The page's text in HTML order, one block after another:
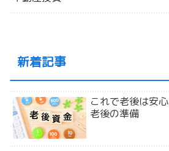
新着記事
これで老後は安
老後の準備